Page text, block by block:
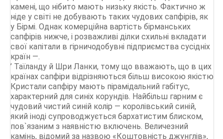
камені, що нібито мають низьку якість. Фактично ж
ніде у світі не добувають таких чудових сапфірів, як
у Бірмі. Однак комерційна вартість бірманських
сапфірів нижче, і розважливі ділки схильні вкладати
свої капітали в гірничодобувні підприємства сусідніх
країн —.
’ Таїланду й Шри Ланки, тому що вважають, що в цих
країнах сапфіри відрізняються більш високою якістю
Кристали сапфіру мають пірамідальний габітус,
характерний для синіх корундів. Найбільш гарним є
чудовий чистий синій колір — королівський синій,
який іноді супроводжується бархатистим блиском,
пов`язаним з наявністю включень. Величезний
камінь, відомий за назвою «Коштовність джунглів»,